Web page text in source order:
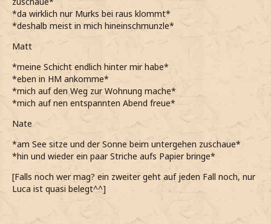
*da wirklich nur Murks bei raus klommt*
*deshalb meist in mich hineinschmunzle*
Matt
*meine Schicht endlich hinter mir habe*
*eben in HM ankomme*
*mich auf den Weg zur Wohnung mache*
*mich auf nen entspannten Abend freue*
Nate
*am See sitze und der Sonne beim untergehen zuschaue*
*hin und wieder ein paar Striche aufs Papier bringe*
[Falls noch wer mag? ein zweiter geht auf jeden Fall noch, nur
Luca ist quasi belegt^^]